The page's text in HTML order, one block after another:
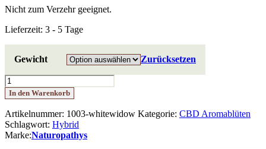
Nicht zum Verzehr geeignet.
Lieferzeit: 3 - 5 Tage
Gewicht
Zurücksetzen
White
Widow
CBD
Blüten
Menge
In den Warenkorb
Artikelnummer: 1003-whitewidow Kategorie: CBD Aromablüten
Schlagwort: Hybrid
Marke:Naturopathys